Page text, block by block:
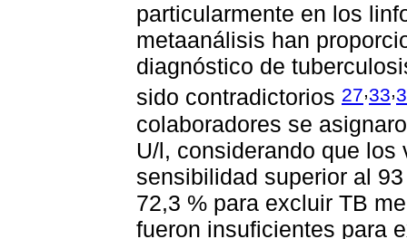
particularmente en los
metaanálisis han
diagnóstico de
sido contradictorios 27,33,
colaboradores se
U/l, considerando que
sensibilidad superior al
72,3 % para excluir TB
fueron insuficientes para